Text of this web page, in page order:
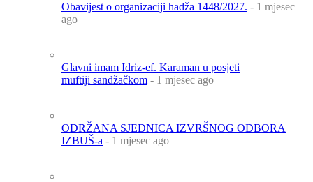
Obavijest o organizaciji hadža 1448/2027. - 1 mjesec
ago
Glavni imam Idriz-ef. Karaman u posjeti
muftiji sandžačkom - 1 mjesec ago
ODRŽANA SJEDNICA IZVRŠNOG ODBORA
IZBUŠ-a - 1 mjesec ago